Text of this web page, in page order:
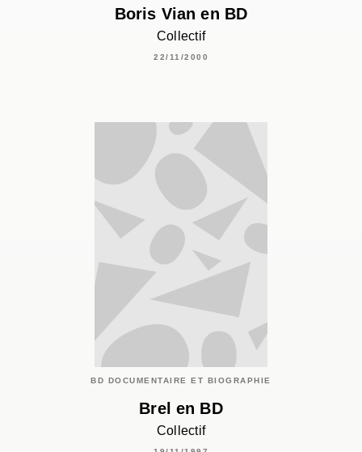
Boris Vian en BD
Collectif
22/11/2000
BD DOCUMENTAIRE ET BIOGRAPHIE
Brel en BD
Collectif